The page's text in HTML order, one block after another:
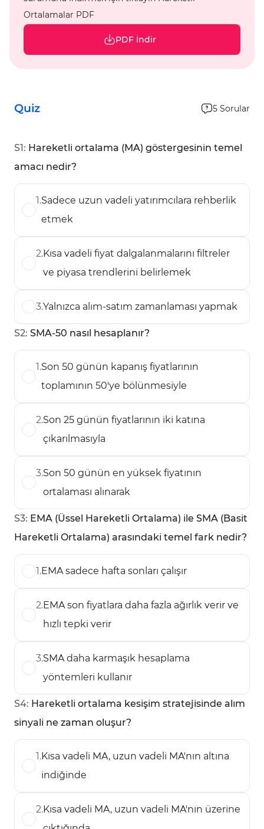
Ortalamalar PDF
PDF İndir
Quiz 5 Sorular
S1: Hareketli ortalama (MA) göstergesinin temel
amacı nedir?
1.Sadece uzun vadeli yatırımcılara rehberlik
etmek
2.Kısa vadeli fiyat dalgalanmalarını filtreler
ve piyasa trendlerini belirlemek
3.Yalnızca alım-satım zamanlaması yapmak
S2: SMA-50 nasıl hesaplanır?
1.Son 50 günün kapanış fiyatlarının
toplamının 50'ye bölünmesiyle
2.Son 25 günün fiyatlarının iki katına
çıkarılmasıyla
3.Son 50 günün en yüksek fiyatının
ortalaması alınarak
S3: EMA (Üssel Hareketli Ortalama) ile SMA (Basit
Hareketli Ortalama) arasındaki temel fark nedir?
1.EMA sadece hafta sonları çalışır
2.EMA son fiyatlara daha fazla ağırlık verir ve
hızlı tepki verir
3.SMA daha karmaşık hesaplama
yöntemleri kullanır
S4: Hareketli ortalama kesişim stratejisinde alım
sinyali ne zaman oluşur?
1.Kısa vadeli MA, uzun vadeli MA'nın altına
indiğinde
2.Kısa vadeli MA, uzun vadeli MA'nın üzerine